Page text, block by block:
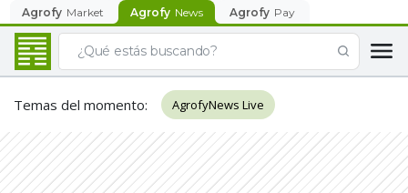
Agrofy Market Agrofy News Agrofy Pay
Temas del momento: AgrofyNews Live